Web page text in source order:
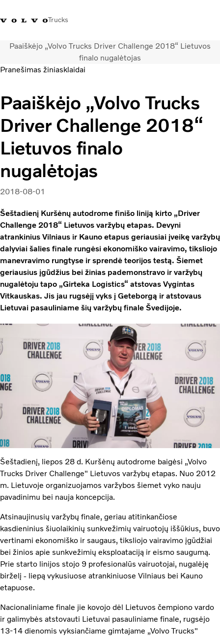
Trucks
+ 370 610 19991Volvo Trucks parduotuvėPrisijungtiLietuva
Sunkvežimiai
Paslaugos
Volvo Truck Builder
Kontaktai
Naujienos
Apie mus
Paaiškėjo „Volvo Trucks Driver Challenge 2018“ Lietuvos
finalo nugalėtojas
Pranešimas žiniasklaidai
Paaiškėjo „Volvo Trucks
Driver Challenge 2018“
Lietuvos finalo
nugalėtojas
2018-08-01
Šeštadienį Kuršėnų autodrome finišo liniją kirto „Driver
Challenge 2018“ Lietuvos varžybų etapas. Devyni
atrankinius Vilniaus ir Kauno etapus geriausiai įveikę varžybų
dalyviai šalies finale rungėsi ekonomiško vairavimo, tiksliojo
manevravimo rungtyse ir sprendė teorijos testą. Šiemet
geriausius įgūdžius bei žinias pademonstravo ir varžybų
nugalėtoju tapo „Girteka Logistics“ atstovas Vygintas
Vitkauskas. Jis jau rugsėjį vyks į Geteborgą ir atstovaus
Lietuvai pasauliniame šių varžybų finale Švedijoje.
Šeštadienį, liepos 28 d. Kuršėnų autodrome baigėsi „Volvo
Trucks Driver Challenge" Lietuvos varžybų etapas. Nuo 2012
m. Lietuvoje organizuojamos varžybos šiemet vyko nauju
pavadinimu bei nauja koncepcija.
Atsinaujinusių varžybų finale, geriau atitinkančiose
kasdieninius šiuolaikinių sunkvežimių vairuotojų iššūkius, buvo
vertinami ekonomiško ir saugaus, tiksliojo vairavimo įgūdžiai
bei žinios apie sunkvežimių eksploataciją ir eismo saugumą.
Prie starto linijos stojo 9 profesionalūs vairuotojai, nugalėję
birželį - liepą vykusiuose atrankiniuose Vilniaus bei Kauno
etapuose.
Nacionaliniame finale jie kovojo dėl Lietuvos čempiono vardo
ir galimybės atstovauti Lietuvai pasauliniame finale, rugsėjo
13-14 dienomis vyksiančiame gimtajame „Volvo Trucks"